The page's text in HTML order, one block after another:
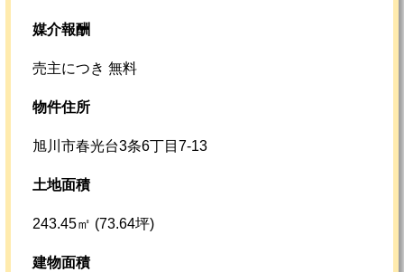
媒介報酬
売主につき 無料
物件住所
旭川市春光台3条6丁目7-13
土地面積
243.45㎡ (73.64坪)
建物面積